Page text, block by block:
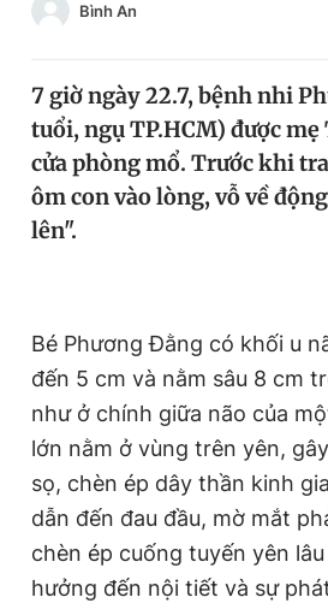
Chào ngày mới
Tin thị trường Tin
Video
Thông tin tòa soạn Liên
Đọc Thanh Niên trên điện thoại
Bình An
7 giờ ngày 22.7, bệnh nhi
tuổi, ngụ TP.HCM) được mẹ
cửa phòng mổ. Trước khi
ôm con vào lòng, vỗ về
lên".
Bé Phương Đằng có khối u
đến 5 cm và nằm sâu 8 cm
như ở chính giữa não của
lớn nằm ở vùng trên yên,
sọ, chèn ép dây thần kinh
dẫn đến đau đầu, mờ mắt
chèn ép cuống tuyến yên
hưởng đến nội tiết và sự